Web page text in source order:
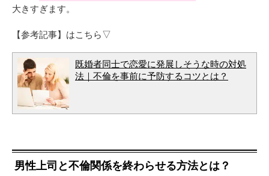
大きすぎます。
【参考記事】はこちら▽
既婚者同士で恋愛に発展しそうな時の対処
法｜不倫を事前に予防するコツとは？
男性上司と不倫関係を終わらせる方法とは？